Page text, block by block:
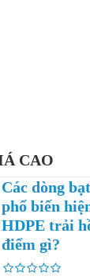
CAO
Các dòng
phổ biến
HDPE trải
điểm gì?